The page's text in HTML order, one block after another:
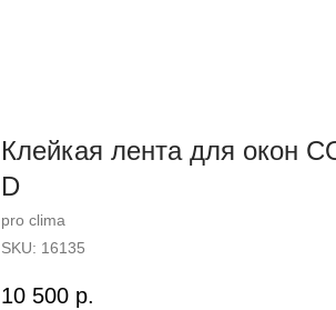
Клейкая лента для окон
D
pro clima
SKU: 16135
10 500 р.